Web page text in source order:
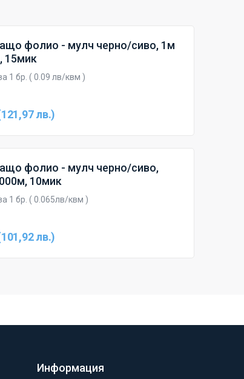
фолио - мулч черно/сиво, 1м
15мик
1 бр. ( 0.09 лв/квм )
лв.)
фолио - мулч черно/сиво,
10мик
1 бр. ( 0.065лв/квм )
лв.)
Информация